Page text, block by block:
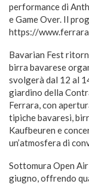
performance di
e Game Over. Il
https://
Bavarian Fest
birra bavarese
svolgerà dal 12 al
giardino della
Ferrara, con
tipiche bavaresi,
Kaufbeuren e
un’atmosfera di
Sottomura Open
giugno, offrendo